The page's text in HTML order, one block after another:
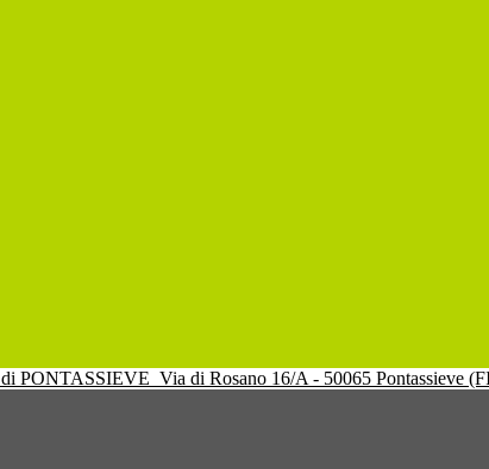
di PONTASSIEVE Via di Rosano 16/A - 50065 Pontassieve